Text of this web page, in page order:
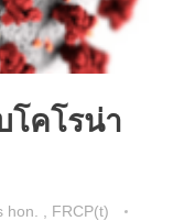
โคโรน่า
hon. , FRCP(t)